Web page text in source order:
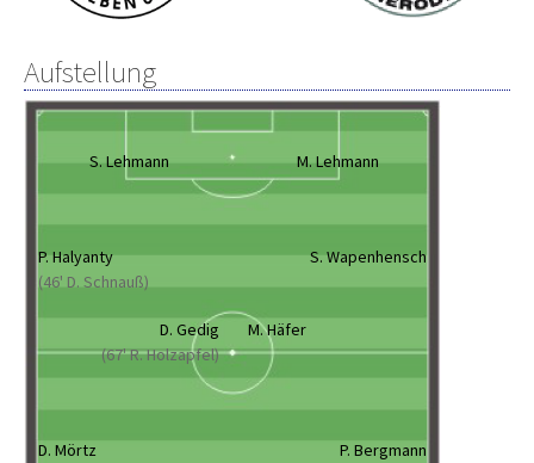
Aufstellung
S. Lehmann M. Lehmann
P. Halyanty
(46' D. Schnauß)
S. Wapenhensch
D. Gedig
(67' R. Holzapfel)
M. Häfer
D. Mörtz
P. Bergmann